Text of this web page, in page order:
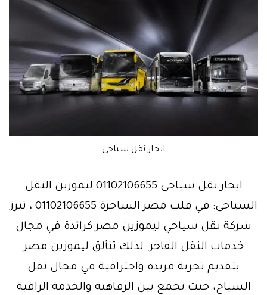
ايجار نقل سياحى
ايجار نقل سياحى 01102106655 ليموزين النقل
السياحى: في قلب مصر الساحرة 01102106655 ، تبرز
شركة نقل سياحي ليموزين مصر كرائدة في مجال
خدمات النقل الفاخر. لذلك تتألق ليموزين مصر
بتقديم تجربة فريدة واحترافية في مجال نقل
السياح، حيث تجمع بين الرفاهية والخدمة الراقية